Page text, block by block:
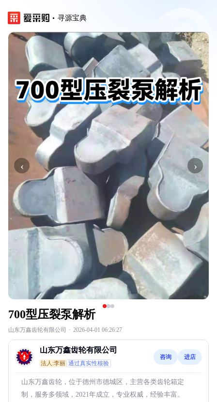
寻源宝典
‹ ›
700型压裂泵解析
山东万鑫齿轮有限公司 · 2026-04-01 06:26:27
山东万鑫齿轮有限公司
法人:李丽 通过真实性核验
咨询 进店
山东万鑫齿轮，位于德州市德城区，主营各类齿轮箱定
制，服务多领域，2021年成立，专业权威，经验丰富。